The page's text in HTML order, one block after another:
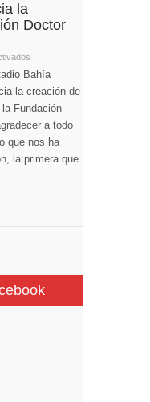
la
Doctor
Bahía
la creación de
Fundación
a todo
que nos ha
la primera que